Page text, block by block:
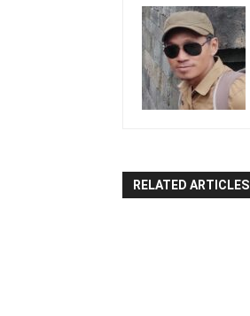
RELATED ARTICLES